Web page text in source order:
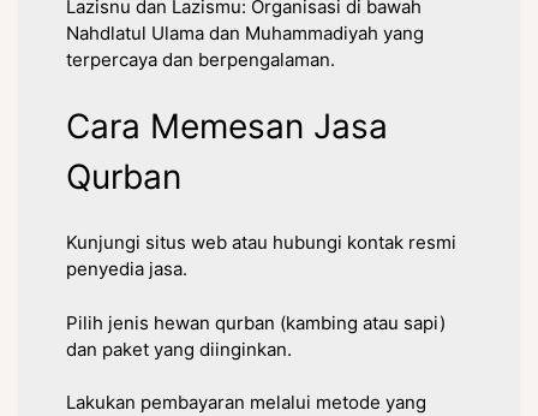
Lazisnu dan Lazismu: Organisasi di bawah
Nahdlatul Ulama dan Muhammadiyah yang
terpercaya dan berpengalaman.
Cara Memesan Jasa
Qurban
Kunjungi situs web atau hubungi kontak resmi
penyedia jasa.
Pilih jenis hewan qurban (kambing atau sapi)
dan paket yang diinginkan.
Lakukan pembayaran melalui metode yang